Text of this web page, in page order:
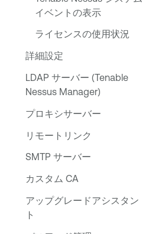
イベントの表示
ライセンスの使用状況
詳細設定
LDAP サーバー (Tenable
Nessus Manager)
プロキシサーバー
リモートリンク
SMTP サーバー
カスタム CA
アップグレードアシスタン
ト